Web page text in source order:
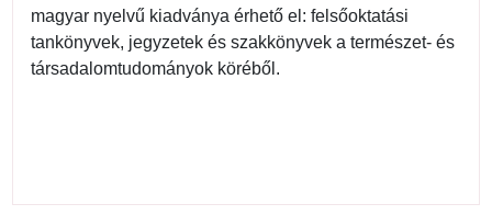
magyar nyelvű kiadványa érhető el: felsőoktatási
tankönyvek, jegyzetek és szakkönyvek a természet- és
társadalomtudományok köréből.